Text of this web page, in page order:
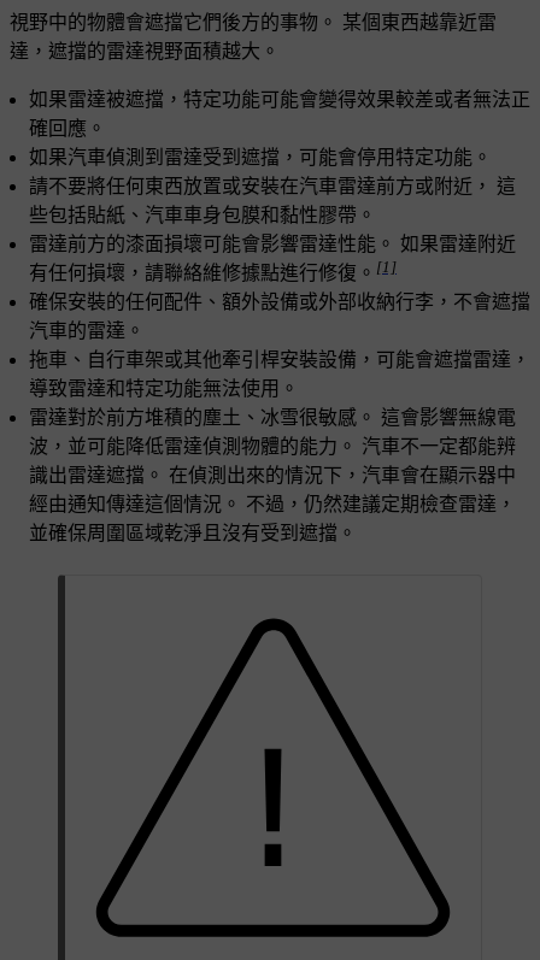
視野中的物體會遮擋它們後方的事物。 某個東西越靠近雷
達，遮擋的雷達視野面積越大。
如果雷達被遮擋，特定功能可能會變得效果較差或者無法正
確回應。
如果汽車偵測到雷達受到遮擋，可能會停用特定功能。
請不要將任何東西放置或安裝在汽車雷達前方或附近， 這
些包括貼紙、汽車車身包膜和黏性膠帶。
雷達前方的漆面損壞可能會影響雷達性能。 如果雷達附近
有任何損壞，請聯絡維修據點進行修復。 [1]
確保安裝的任何配件、額外設備或外部收納行李，不會遮擋
汽車的雷達。
拖車、自行車架或其他牽引桿安裝設備，可能會遮擋雷達，
導致雷達和特定功能無法使用。
雷達對於前方堆積的塵土、冰雪很敏感。 這會影響無線電
波，並可能降低雷達偵測物體的能力。 汽車不一定都能辨
識出雷達遮擋。 在偵測出來的情況下，汽車會在顯示器中
經由通知傳達這個情況。 不過，仍然建議定期檢查雷達，
並確保周圍區域乾淨且沒有受到遮擋。